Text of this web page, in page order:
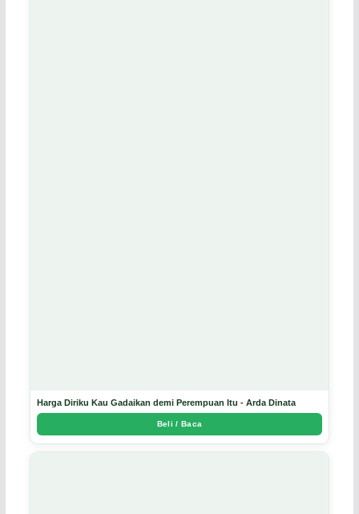
Harga Diriku Kau Gadaikan demi Perempuan Itu - Arda Dinata
Beli / Baca